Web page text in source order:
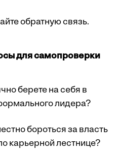
обратную связь.
для самопроверки
берете на себя в
лидера?
бороться за власть
карьерной лестнице?